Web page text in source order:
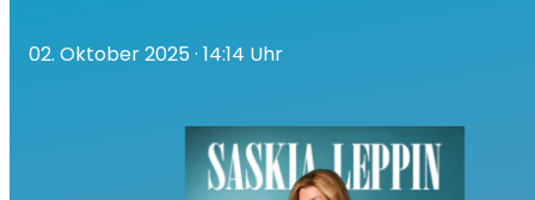
02. Oktober 2025· 14:14 Uhr